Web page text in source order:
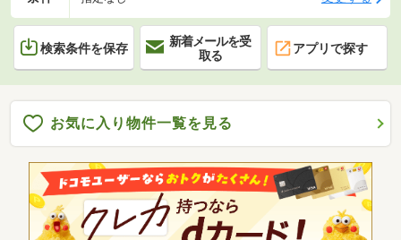
検索条件を保存
新着メールを受
取る
アプリで探す
お気に入り物件一覧を見る